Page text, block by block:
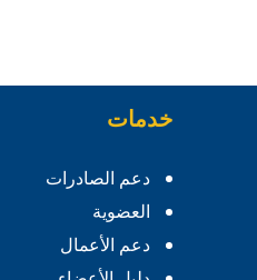
خدمات
دعم الصادرات
العضوية
دعم الأعمال